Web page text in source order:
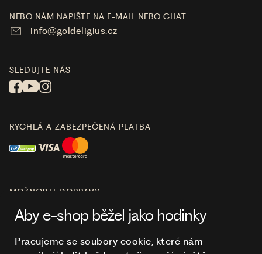
NEBO NÁM NAPIŠTE NA E-MAIL NEBO CHAT.
info@goldeligius.cz
SLEDUJTE NÁS
RYCHLÁ A ZABEZPEČENÁ PLATBA
MOŽNOSTI DOPRAVY
Aby e-shop běžel jako hodinky
Pracujeme se soubory cookie, které nám